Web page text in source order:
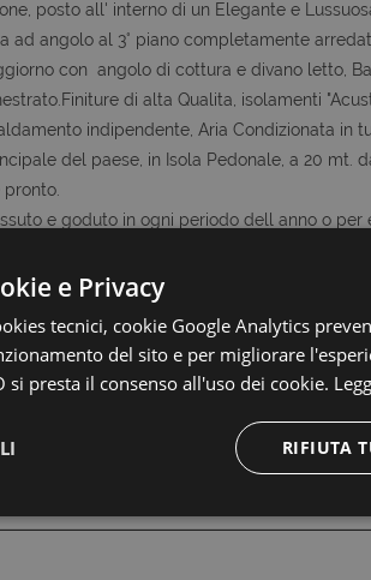
posto all' interno di un Elegante e
angolo al 3° piano completamente
con angolo di cottura e divano letto,
di alta Qualita, isolamenti
indipendente, Aria Condizionata in
del paese, in Isola Pedonale, a 20 mt.
e goduto in ogni periodo dell anno o per
con Tutti, quindi se avete clienti
e le descrizioni degli ambienti, sono
e Privacy
tecnici, cookie Google Analytics
del sito e per migliorare
si presta il consenso all'uso dei cookie.
RIFIUTA
Strettamente necessari e